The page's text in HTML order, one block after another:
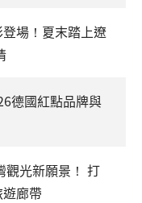
登場！夏末踏上遼
德國紅點品牌與
觀光新願景！ 打
廊帶